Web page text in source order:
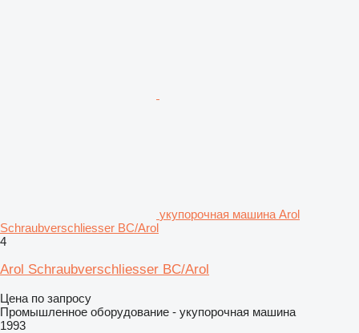
укупорочная машина Arol
Schraubverschliesser BC/Arol
4
Arol Schraubverschliesser BC/Arol
Цена по запросу
Промышленное оборудование - укупорочная машина
1993